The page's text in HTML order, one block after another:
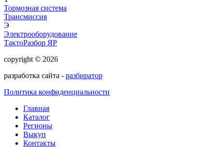
Тормозная система
Трансмиссия
Э
Электрооборудование
ТактоРазбор ЯР
copyright © 2026
разработка сайта - разбиратор
Политика конфиденциальности
Главная
Каталог
Регионы
Выкуп
Контакты